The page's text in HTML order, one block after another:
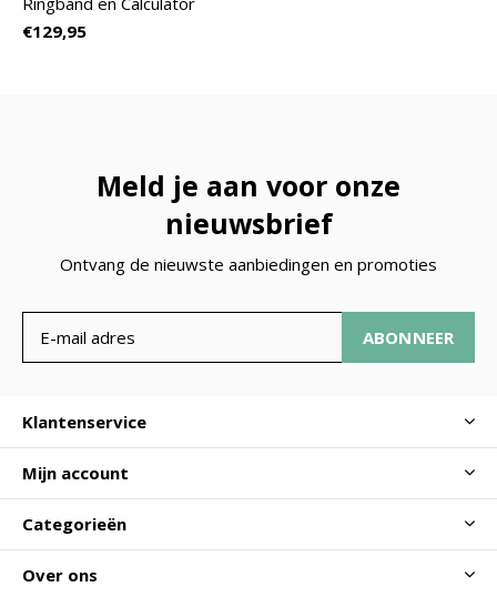
€129,95
Meld je aan voor onze
nieuwsbrief
Ontvang de nieuwste aanbiedingen en promoties
ABONNEER
Klantenservice
Mijn account
Categorieën
Over ons